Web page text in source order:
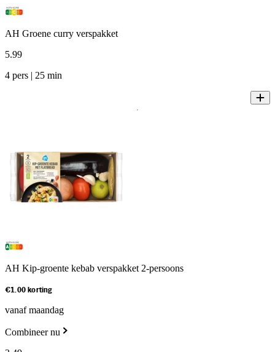
AH Groene curry verspakket
5.99
4 pers | 25 min
AH Kip-groente kebab verspakket 2-persoons
€1.00 korting
vanaf maandag
Combineer nu